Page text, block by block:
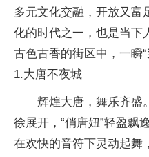
多元文化交融，开放又富
化的时代之一，也是当下
古色古香的街区中，一瞬“
1.大唐不夜城
辉煌大唐，舞乐齐盛
徐展开，“俏唐妞”轻盈飘
在欢快的音符下灵动起舞